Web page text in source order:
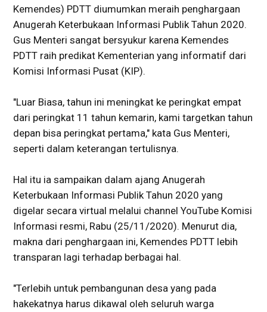
Kemendes) PDTT diumumkan meraih penghargaan
Anugerah Keterbukaan Informasi Publik Tahun 2020.
Gus Menteri sangat bersyukur karena Kemendes
PDTT raih predikat Kementerian yang informatif dari
Komisi Informasi Pusat (KIP).
"Luar Biasa, tahun ini meningkat ke peringkat empat
dari peringkat 11 tahun kemarin, kami targetkan tahun
depan bisa peringkat pertama," kata Gus Menteri,
seperti dalam keterangan tertulisnya.
Hal itu ia sampaikan dalam ajang Anugerah
Keterbukaan Informasi Publik Tahun 2020 yang
digelar secara virtual melalui channel YouTube Komisi
Informasi resmi, Rabu (25/11/2020). Menurut dia,
makna dari penghargaan ini, Kemendes PDTT lebih
transparan lagi terhadap berbagai hal.
"Terlebih untuk pembangunan desa yang pada
hakekatnya harus dikawal oleh seluruh warga